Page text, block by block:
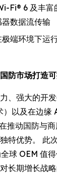
Fi® 6 及丰
数据流传输
端环境下运
防市场打造
、强大的开
以及在边缘
推动国防与
特优势。 此
球 OEM 值
长期增长战